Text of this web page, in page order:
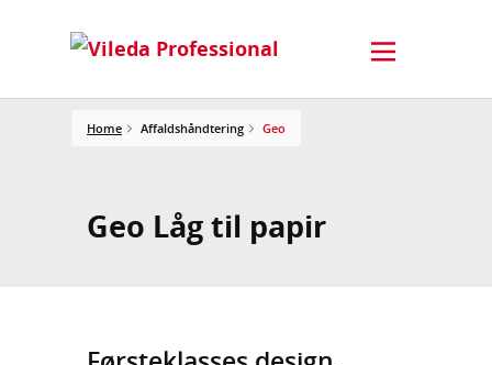
Home Affaldshåndtering Geo
Geo Låg til papir